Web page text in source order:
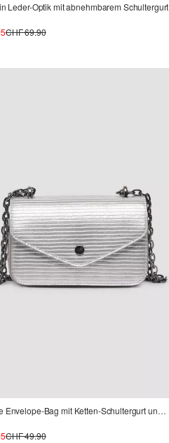
Leder-Optik mit abnehmbarem Schultergurt
CHF 69.90
Handliche Envelope-Bag mit Ketten-Schultergurt und Überschlag mit Magnetverschluss
CHF 49.90